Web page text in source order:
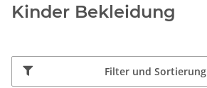
Kinder Bekleidung
Filter und Sortierung